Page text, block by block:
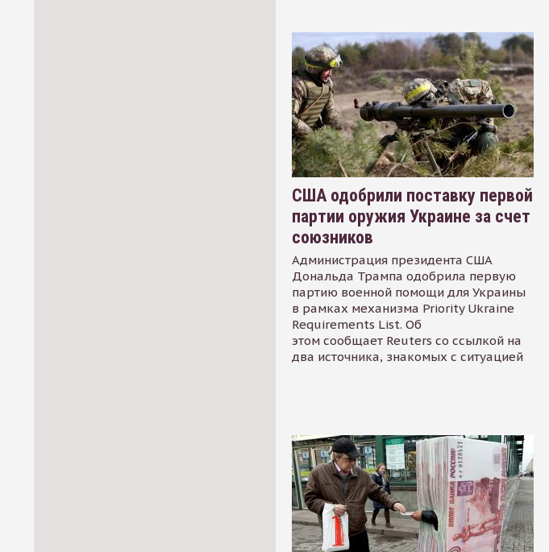
США одобрили поставку первой
партии оружия Украине за счет
союзников
Администрация президента США
Дональда Трампа одобрила первую
партию военной помощи для Украины
в рамках механизма Priority Ukraine
Requirements List. Об
этом сообщает Reuters со ссылкой на
два источника, знакомых с ситуацией